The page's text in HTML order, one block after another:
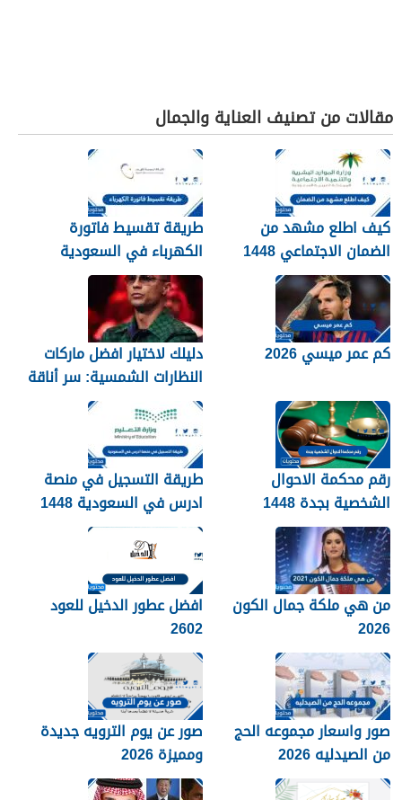
مقالات من تصنيف العناية والجمال
كيف اطلع مشهد من
الضمان الاجتماعي 1448
طريقة تقسيط فاتورة
الكهرباء في السعودية
1448 – 2026
كم عمر ميسي 2026
دليلك لاختيار افضل ماركات
النظارات الشمسية: سر أناقة
نجوم الرياضة والموضة
رقم محكمة الاحوال
الشخصية بجدة 1448
طريقة التسجيل في منصة
ادرس في السعودية 1448
من هي ملكة جمال الكون
2026
افضل عطور الدخيل للعود
2602
صور واسعار مجموعه الحج
من الصيدليه 2026
صور عن يوم الترويه جديدة
ومميزة 2026